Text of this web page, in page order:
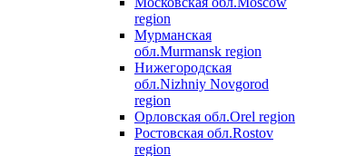
region
Мурманская
обл.Murmansk region
Нижегородская
обл.Nizhniy Novgorod
region
Орловская обл.Orel region
Ростовская обл.Rostov
region